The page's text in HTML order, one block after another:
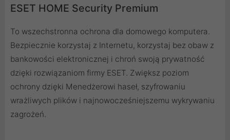
ESET HOME Security Premium
To wszechstronna ochrona dla domowego komputera.
Bezpiecznie korzystaj z Internetu, korzystaj bez obaw z
bankowości elektronicznej i chroń swoją prywatność
dzięki rozwiązaniom firmy ESET. Zwiększ poziom
ochrony dzięki Menedżerowi haseł, szyfrowaniu
wrażliwych plików i najnowocześniejszemu wykrywaniu
zagrożeń.